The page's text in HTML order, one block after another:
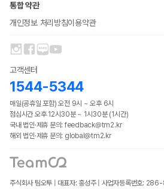
통합 약관
개인정보 처리방침이용약관
고객센터
1544-5344
매일(공휴일 포함) 오전 9시 ~ 오후 6시
점심시간 오후 12시30분 ~ 1시30분 (1시간)
국내 법인·제휴 문의: feedback@tm2.kr
해외 법인·제휴 문의: global@tm2.kr
주식회사 팀오투 | 대표자: 홍성주 | 사업자등록번호: